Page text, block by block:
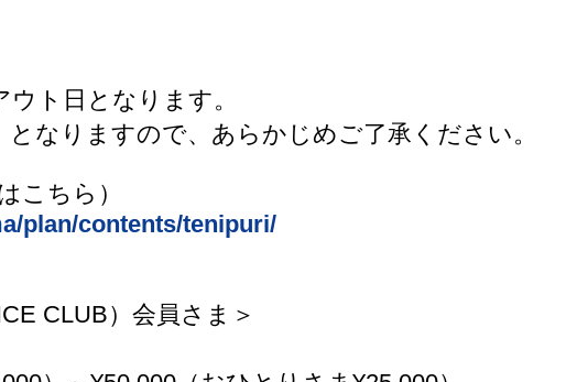
ト日となります。
なりますので、あらかじめご了承ください。
こちら）
plan/contents/tenipuri/
CLUB）会員さま＞